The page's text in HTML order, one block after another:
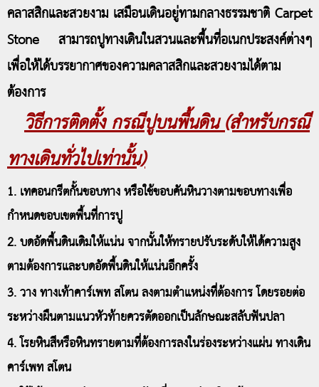
คลาสสิกและสวยงาม เสมือนเดินอยู่ทามกลางธรรมชาติ Carpet
Stone สามารถปูทางเดินในสวนและพื้นที่อเนกประสงค์ต่างๆ
เพื่อให้ได้บรรยากาศของความคลาสสิกและสวยงามได้ตาม
ต้องการ
วิธีการติดตั้ง กรณีปูบนพื้นดิน (สำหรับกรณี
ทางเดินทั่วไปเท่านั้น)
1. เทคอนกรีตกั้นขอบทาง หรือใช้ขอบคันหินวางตามขอบทางเพื่อ
กำหนดขอบเขตพื้นที่การปู
2. บดอัดพื้นดินเดิมให้แน่น จากนั้นให้ทรายปรับระดับให้ได้ความสูง
ตามต้องการและบดอัดพื้นดินให้แน่นอีกครั้ง
3. วาง ทางเท้าคาร์เพท สโตน ลงตามตำแหน่งที่ต้องการ โดยรอยต่อ
ระหว่างผืนตามแนวหัวท้ายควรตัดออกเป็นลักษณะสลับฟันปลา
4. โรยหินสีหรือหินทรายตามที่ต้องการลงในร่องระหว่างแผ่น ทางเดิน
คาร์เพท สโตน